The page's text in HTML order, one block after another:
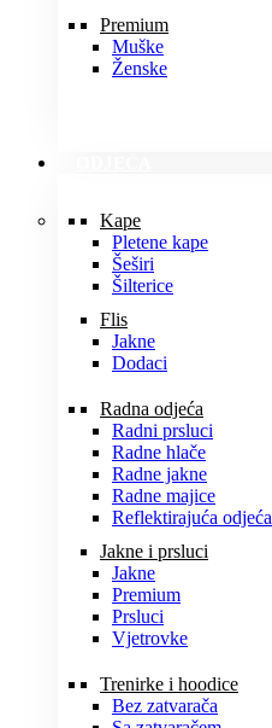
Premium
Muške
Ženske
Kape
Pletene kape
Šeširi
Šilterice
Flis
Jakne
Dodaci
Radna odjeća
Radni prsluci
Radne hlače
Radne jakne
Radne majice
Reflektirajuća odjeća
Jakne i prsluci
Jakne
Premium
Prsluci
Vjetrovke
Trenirke i hoodice
Bez zatvarača